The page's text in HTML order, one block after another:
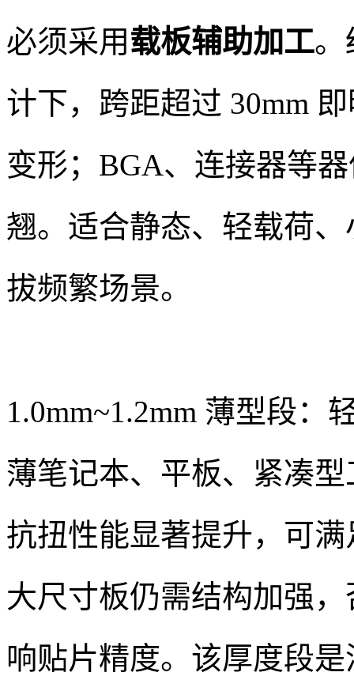
必须采用 载板辅助加工。
计下，跨距超过 30mm
变形；BGA、连接器等
翘。适合静态、轻载荷
拔频繁场景。
1.0mm~1.2mm 薄型段：
薄笔记本、平板、紧凑
抗扭性能显著提升，可
大尺寸板仍需结构加强
响贴片精度。该厚度段